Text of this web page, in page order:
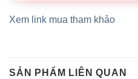
Xem link mua tham khảo
SẢN PHẨM LIÊN QUAN